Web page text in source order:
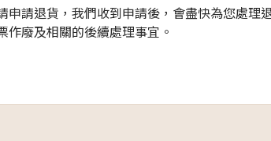
申請退貨，我們收到申請後，會盡快為您處
廢及相關的後續處理事宜。